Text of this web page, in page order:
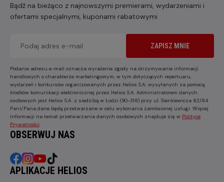
Bądź na bieżąco z najnowszymi premierami, wydarzeniami i
ofertami specjalnymi, kuponami rabatowymi
ZAPISZ MNIE
Podanie adresu e-mail oznacza wyrażenie zgody na otrzymywanie informacji
handlowych o charakterze marketingowym, w tym dotyczących repertuaru,
wydarzeń i konkursów organizowanych przez Helios S.A. wysyłanych za pomocą
środków komunikacji elektronicznej przez Helios S.A. Administratorem danych
osobowych jest Helios S.A. z siedzibą w Łodzi (90-318) przy ul. Sienkiewicza 82/84.
Pani/Pana dane będą przetwarzane w celu wykonania zamówionej usługi. Więcej
informacji na temat przetwarzania danych osobowych znajduje się w Polityce
Prywatności
OBSERWUJ NAS
APLIKACJE HELIOS